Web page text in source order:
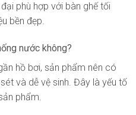
phù hợp với bàn ghế tối
bền đẹp.
nước không?
hồ bơi, sản phẩm nên có
và dễ vệ sinh. Đây là yếu tố
phẩm.